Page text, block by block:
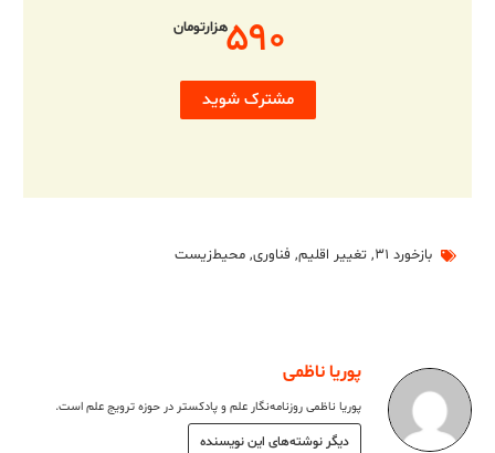
۵۹۰هزارتومان
مشترک شوید
بازخورد ۳۱ , تغییر اقلیم, فناوری, محیط‌زیست
پوریا ناظمی
پوریا ناظمی روزنامه‌نگار علم و پادکستر در حوزه ترویج علم است.
دیگر نوشته‌های این نویسنده